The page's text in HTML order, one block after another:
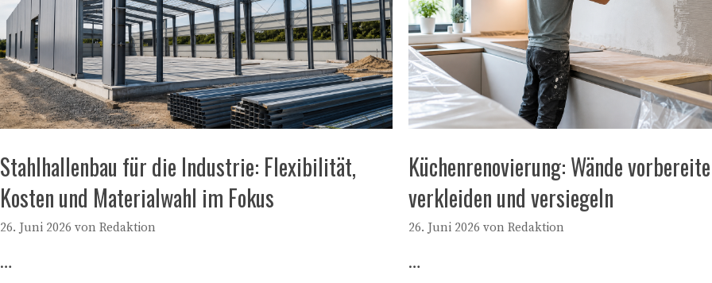
Stahlhallenbau für die Industrie: Flexibilität,
Kosten und Materialwahl im Fokus
26. Juni 2026 von Redaktion
…
Küchenrenovierung: Wände
verkleiden und versiegeln
26. Juni 2026 von Redaktion
…